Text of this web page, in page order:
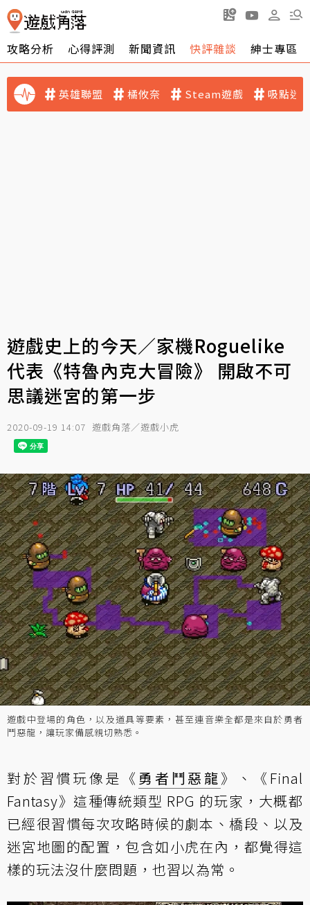
攻略分析 心得評測 新聞資訊 快評雜談 紳士專區
英雄聯盟 橘攸奈 Steam遊戲 吸點迷
遊戲史上的今天／家機Roguelike
代表《特魯內克大冒險》 開啟不可
思議迷宮的第一步
2020-09-19 14:07 遊戲角落／遊戲小虎
遊戲中登場的角色，以及道具等要素，甚至連音樂全都是來自於勇者
鬥惡龍，讓玩家備感親切熟悉。
對於習慣玩像是《 勇者鬥惡龍》、《Final
Fantasy》這種傳統類型 RPG 的玩家，大概都
已經很習慣每次攻略時候的劇本、橋段、以及
迷宮地圖的配置，包含如小虎在內，都覺得這
樣的玩法沒什麼問題，也習以為常。